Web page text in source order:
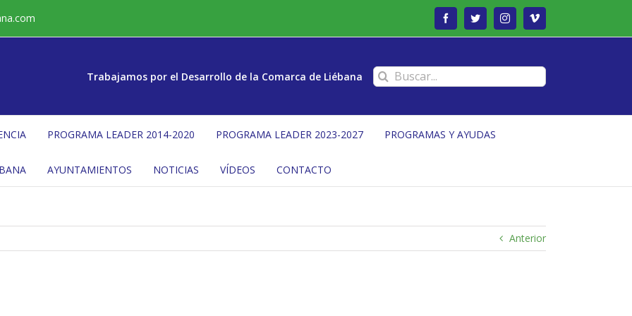
FacebookTwitterInstagramVimeo
Trabajamos por el Desarrollo de la Comarca de Liébana Buscar:
PROGRAMA LEADER 2014-2020 PROGRAMA LEADER 2023-2027 PROGRAMAS Y AYUDAS
AYUNTAMIENTOS NOTICIAS VÍDEOS CONTACTO
Anterior